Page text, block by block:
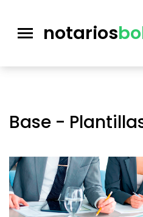
notarios
Base -